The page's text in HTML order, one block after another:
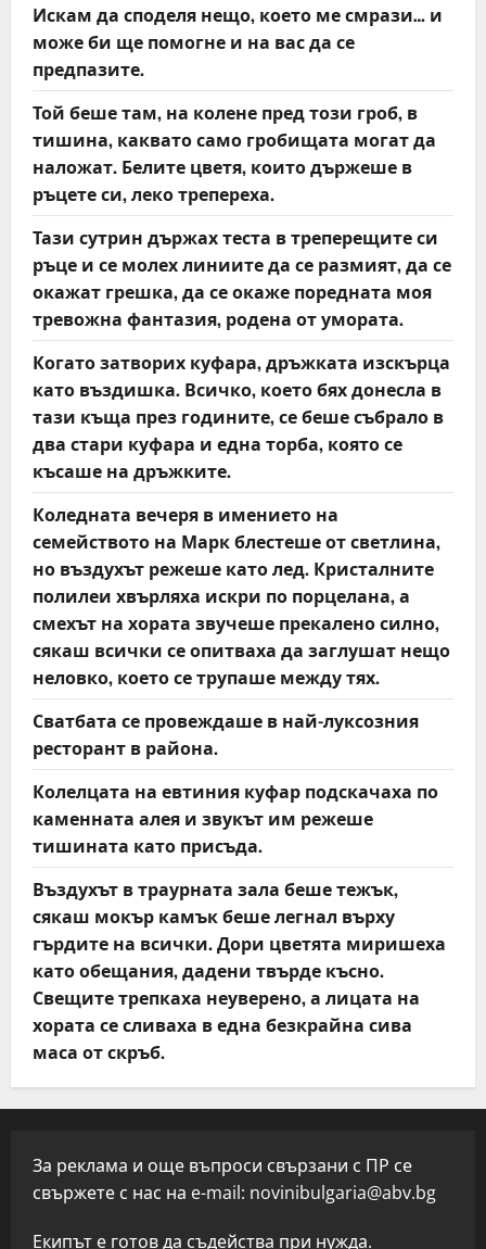
Искам да споделя нещо, което ме смрази… и
може би ще помогне и на вас да се
предпазите.
Той беше там, на колене пред този гроб, в
тишина, каквато само гробищата могат да
наложат. Белите цветя, които държеше в
ръцете си, леко трепереха.
Тази сутрин държах теста в треперещите си
ръце и се молех линиите да се размият, да се
окажат грешка, да се окаже поредната моя
тревожна фантазия, родена от умората.
Когато затворих куфара, дръжката изскърца
като въздишка. Всичко, което бях донесла в
тази къща през годините, се беше събрало в
два стари куфара и една торба, която се
късаше на дръжките.
Коледната вечеря в имението на
семейството на Марк блестеше от светлина,
но въздухът режеше като лед. Кристалните
полилеи хвърляха искри по порцелана, а
смехът на хората звучеше прекалено силно,
сякаш всички се опитваха да заглушат нещо
неловко, което се трупаше между тях.
Сватбата се провеждаше в най-луксозния
ресторант в района.
Колелцата на евтиния куфар подскачаха по
каменната алея и звукът им режеше
тишината като присъда.
Въздухът в траурната зала беше тежък,
сякаш мокър камък беше легнал върху
гърдите на всички. Дори цветята миришеха
като обещания, дадени твърде късно.
Свещите трепкаха неуверено, а лицата на
хората се сливаха в една безкрайна сива
маса от скръб.
За реклама и още въпроси свързани с ПР се
свържете с нас на e-mail: novinibulgaria@abv.bg
Екипът е готов да съдейства при нужда.